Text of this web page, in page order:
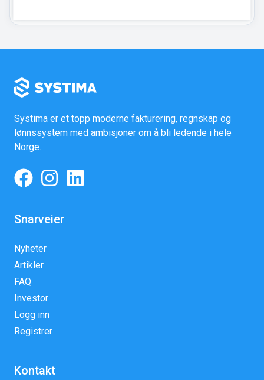
Systima er et topp moderne fakturering, regnskap og
lønnssystem med ambisjoner om å bli ledende i hele
Norge.
Snarveier
Nyheter
Artikler
FAQ
Investor
Logg inn
Registrer
Kontakt